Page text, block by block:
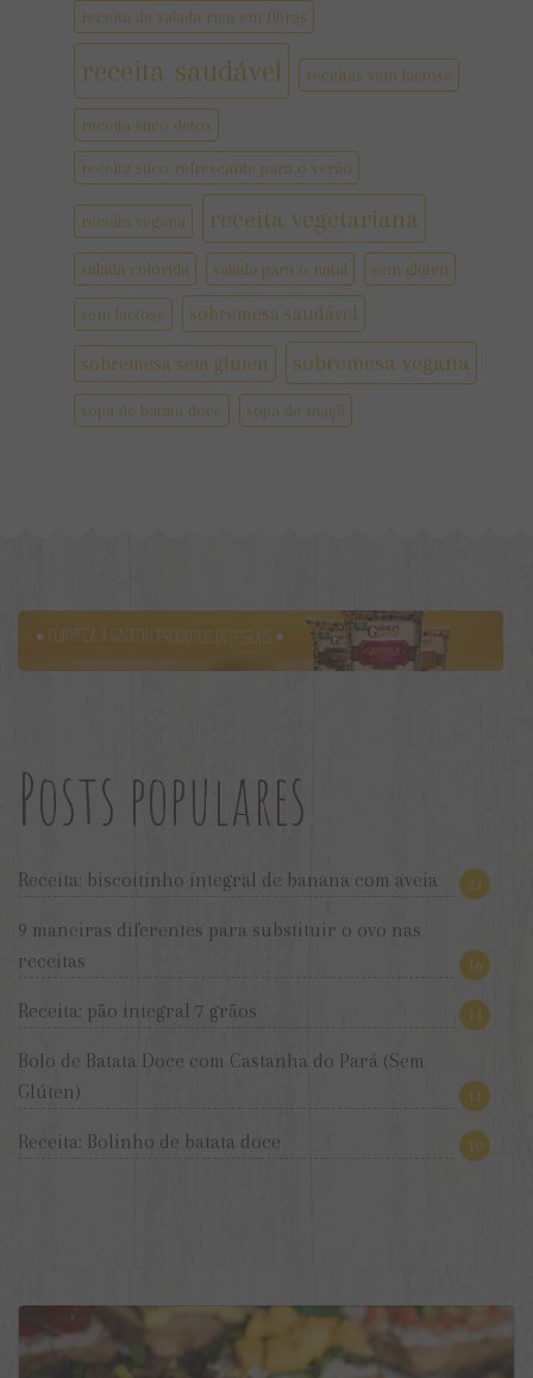
receita de salada rica em fibras
receita saudável receitas sem lactose
receita suco detox
receita suco refrescante para o verão
receita vegana receita vegetariana
salada colorida salada para o natal sem glúten
sem lactose sobremesa saudável
sobremesa sem gluten sobremesa vegana
sopa de batata doce sopa de maçã
Posts populares
Receita: biscoitinho integral de banana com aveia 24
9 maneiras diferentes para substituir o ovo nas
receitas
16
Receita: pão integral 7 grãos 14
Bolo de Batata Doce com Castanha do Pará (Sem
Glúten)
11
Receita: Bolinho de batata doce 10